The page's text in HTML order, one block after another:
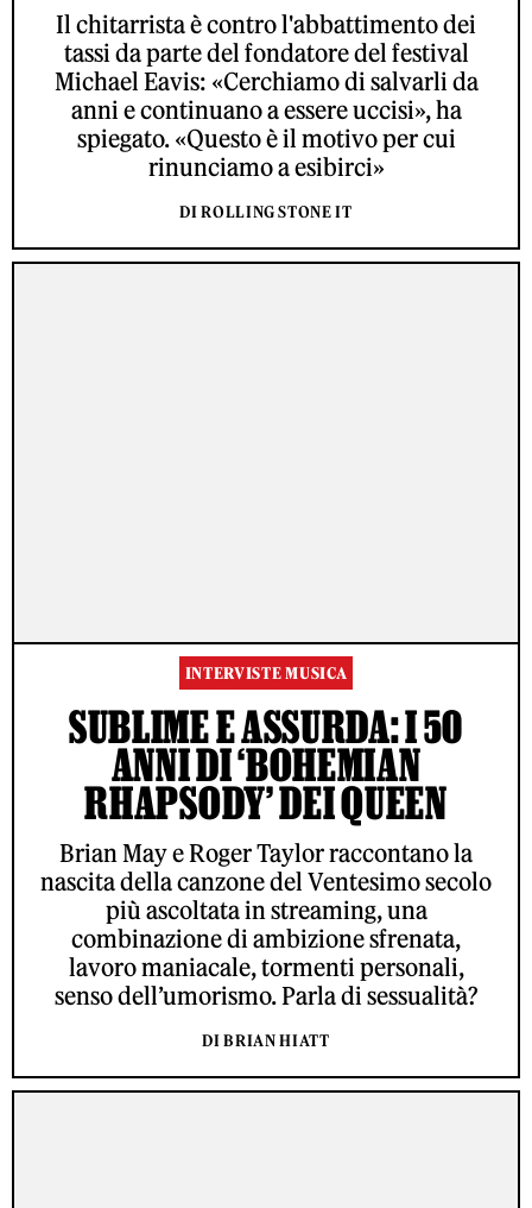
Il chitarrista è contro l'abbattimento dei
tassi da parte del fondatore del festival
Michael Eavis: «Cerchiamo di salvarli da
anni e continuano a essere uccisi», ha
spiegato. «Questo è il motivo per cui
rinunciamo a esibirci»
DI ROLLING STONE IT
INTERVISTE MUSICA
SUBLIME E ASSURDA: I 50
ANNI DI ‘BOHEMIAN
RHAPSODY’ DEI QUEEN
Brian May e Roger Taylor raccontano la
nascita della canzone del Ventesimo secolo
più ascoltata in streaming, una
combinazione di ambizione sfrenata,
lavoro maniacale, tormenti personali,
senso dell’umorismo. Parla di sessualità?
DI BRIAN HIATT